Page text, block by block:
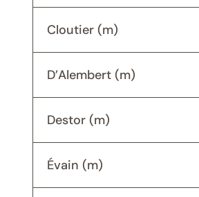
Cloutier (m)
D’Alembert (m)
Destor (m)
Évain (m)